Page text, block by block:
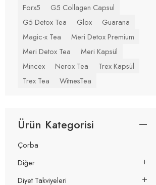
Forx5
G5 Collagen Capsul
G5 Detox Tea
Glox
Guarana
Magic-x Tea
Meri Detox Premium
Meri Detox Tea
Meri Kapsül
Mincex
Nerox Tea
Trex Kapsül
Trex Tea
WitnesTea
Ürün Kategorisi
Çorba
Diğer
Diyet Takviyeleri